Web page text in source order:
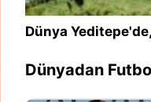
Dünya
Dünyadan